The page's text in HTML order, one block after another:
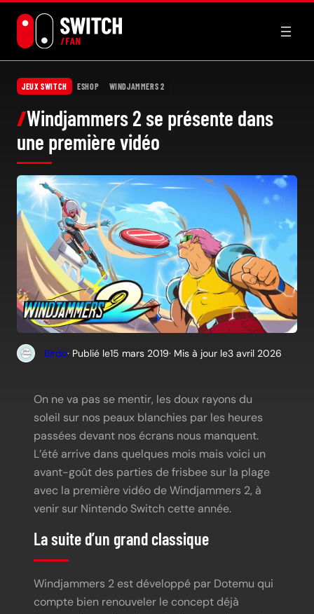
contenu
JEUX SWITCH ESHOP WINDJAMMERS 2
Windjammers 2 se présente dans
une première vidéo
Birdo· Publié le15 mars 2019· Mis à jour le3 avril 2026
On ne va pas se mentir, les doux rayons du
soleil sur nos peaux blanchies par les heures
passées devant nos écrans nous manquent.
L’été arrive dans quelques mois mais voici un
avant-goût des parties de frisbee sur la plage
avec la première vidéo de Windjammers 2, à
venir sur Nintendo Switch cette année.
La suite d’un grand classique
Windjammers 2 est développé par Dotemu qui
compte bien renouveler le concept déjà